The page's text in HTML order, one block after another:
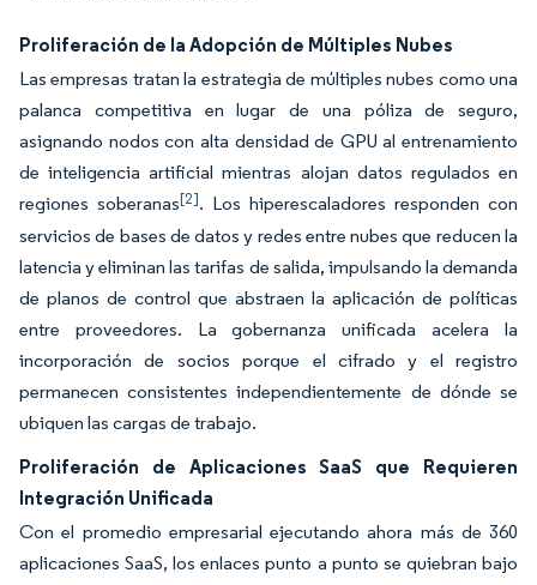
Proliferación de la Adopción de Múltiples Nubes
Las empresas tratan la estrategia de múltiples nubes como una
palanca competitiva en lugar de una póliza de seguro,
asignando nodos con alta densidad de GPU al entrenamiento
de inteligencia artificial mientras alojan datos regulados en
regiones soberanas[2]. Los hiperescaladores responden con
servicios de bases de datos y redes entre nubes que reducen la
latencia y eliminan las tarifas de salida, impulsando la demanda
de planos de control que abstraen la aplicación de políticas
entre proveedores. La gobernanza unificada acelera la
incorporación de socios porque el cifrado y el registro
permanecen consistentes independientemente de dónde se
ubiquen las cargas de trabajo.
Proliferación de Aplicaciones SaaS que Requieren
Integración Unificada
Con el promedio empresarial ejecutando ahora más de 360
aplicaciones SaaS, los enlaces punto a punto se quiebran bajo